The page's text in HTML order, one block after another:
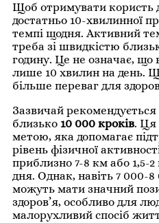
Щоб отримувати користь
достатньо 10-хвилинної
темпі щодня. Активний
треба зі швидкістю
годину. Це не означає, що
лише 10 хвилин на день.
більше переваг для
Зазвичай
близько 10 000 кроків. Ця
метою, яка допомагає
рівень фізичної
приблизно 7-8 км або 1,5-
дня. Однак, навіть 7 000-8
можуть мати значний
здоров’я, особливо для
малорухливий спосіб